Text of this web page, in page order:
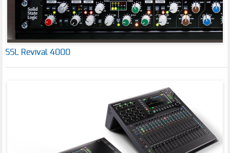
SSL Revival 4000